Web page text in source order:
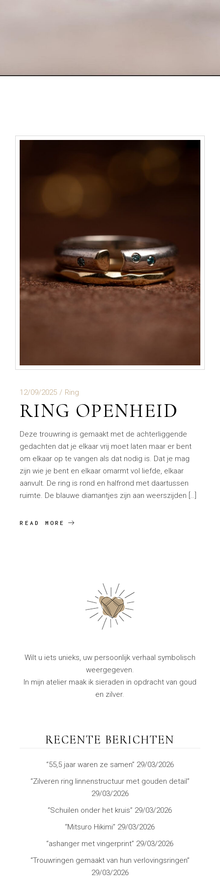
12/09/2025 Ring
RING OPENHEID
Deze trouwring is gemaakt met de achterliggende
gedachten dat je elkaar vrij moet laten maar er bent
om elkaar op te vangen als dat nodig is. Dat je mag
zijn wie je bent en elkaar omarmt vol liefde, elkaar
aanvult. De ring is rond en halfrond met daartussen
ruimte. De blauwe diamantjes zijn aan weerszijden […]
READ MORE
Wilt u iets unieks, uw persoonlijk verhaal symbolisch
weergegeven.
In mijn atelier maak ik sieraden in opdracht van goud
en zilver.
RECENTE BERICHTEN
“55,5 jaar waren ze samen” 29/03/2026
“Zilveren ring linnenstructuur met gouden detail”
29/03/2026
“Schuilen onder het kruis” 29/03/2026
“Mitsuro Hikimi” 29/03/2026
“ashanger met vingerprint” 29/03/2026
“Trouwringen gemaakt van hun verlovingsringen”
29/03/2026